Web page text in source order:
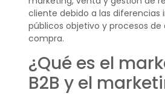
cliente debido a las diferencias
públicos objetivo y procesos de
compra.
¿Qué es el
B2B y el